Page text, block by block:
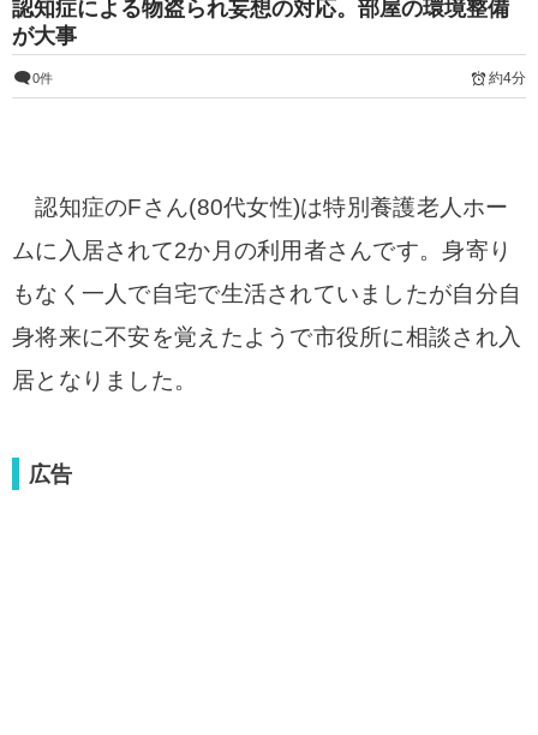
認知症による物盗られ妄想の対応。部屋の環境整備
が大事
0件 約4分
認知症のFさん(80代女性)は特別養護老人ホー
ムに入居されて2か月の利用者さんです。身寄り
もなく一人で自宅で生活されていましたが自分自
身将来に不安を覚えたようで市役所に相談され入
居となりました。
広告